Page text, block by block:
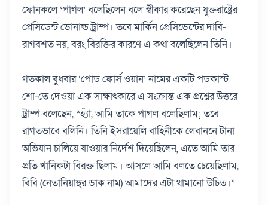
ফোনকলে ‘পাগল’ বলেছিলেন বলে স্বীকার করেছেন যুক্তরাষ্ট্রের
প্রেসিডেন্ট ডোনাল্ড ট্রাম্প। তবে মার্কিন প্রেসিডেন্টের দাবি-
রাগবশত নয়, বরং বিরক্তির কারণে এ কথা বলেছিলেন তিনি।
গতকাল বুধবার ‘পোড ফোর্স ওয়ান’ নামের একটি পডকাস্ট
শো-তে দেওয়া এক সাক্ষাৎকারে এ সংক্রান্ত এক প্রশ্নের উত্তরে
ট্রাম্প বলেছেন, “হ্যাঁ, আমি তাকে পাগল বলেছিলাম; তবে
রাগতভাবে বলিনি। তিনি ইসরায়েলি বাহিনীকে লেবাননে টানা
অভিযান চালিয়ে যাওয়ার নির্দেশ দিয়েছিলেন, এতে আমি তার
প্রতি খানিকটা বিরক্ত ছিলাম। আসলে আমি বলতে চেয়েছিলাম,
বিবি (নেতানিয়াহুর ডাক নাম) আমাদের এটা থামানো উচিত।”